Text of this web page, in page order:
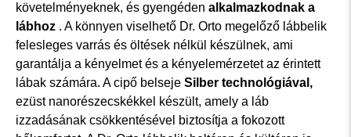
követelményeknek, és gyengéden alkalmazkodnak a
lábhoz . A könnyen viselhető Dr. Orto megelőző lábbelik
felesleges varrás és öltések nélkül készülnek, ami
garantálja a kényelmet és a kényelemérzetet az érintett
lábak számára. A cipő belseje Silber technológiával,
ezüst nanorészecskékkel készült, amely a láb
izzadásának csökkentésével biztosítja a fokozott